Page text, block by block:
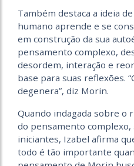
Também destaca a ideia
humano aprende e se
em construção da sua
pensamento complexo,
desordem, interação e
base para suas reflexões.
degenera”, diz Morin.
Quando indagada sobre o
do pensamento
iniciantes, Izabel afirma
todo é tão importante